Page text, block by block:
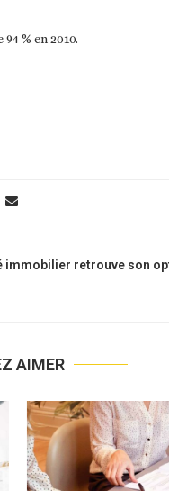
% en 2010.
immobilier retrouve son
AIMER